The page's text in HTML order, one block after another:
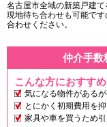
名古屋市全域の新築戸建て
現地待ち合わせも可能で
合わせください。
仲介手数
こんな方におすすめ
気になる物件がある
とにかく初期費用を
家具や車を買うため引